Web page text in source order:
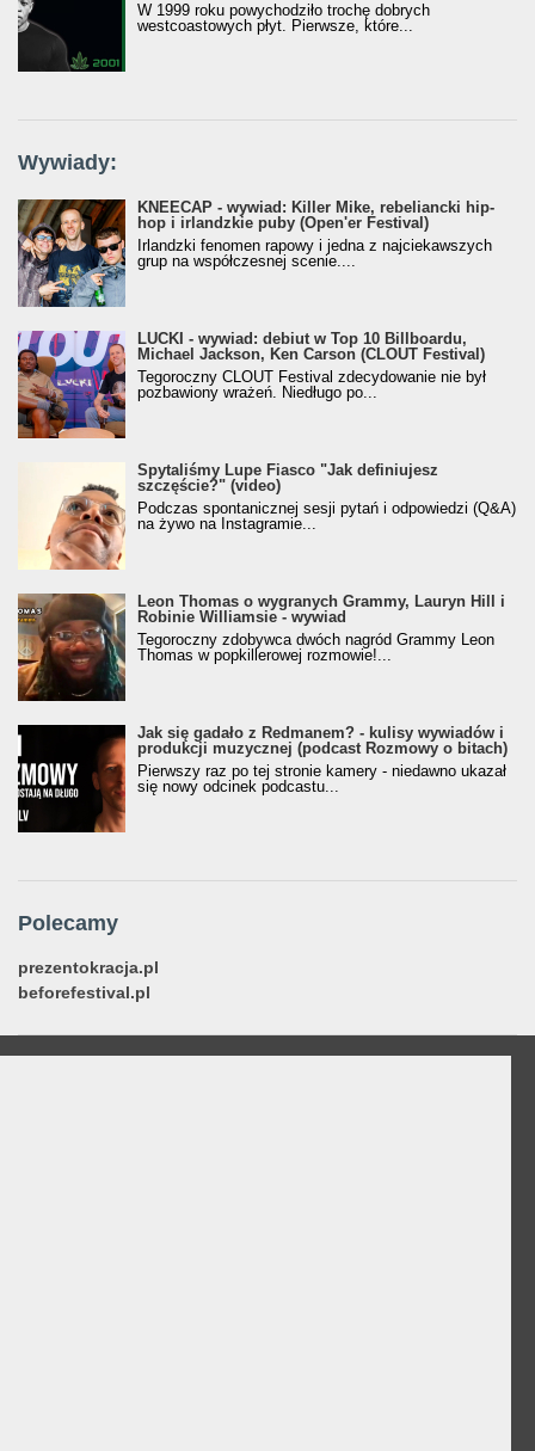
W 1999 roku powychodziło trochę dobrych
westcoastowych płyt. Pierwsze, które...
Wywiady:
KNEECAP - wywiad: Killer Mike, rebeliancki hip-
hop i irlandzkie puby (Open'er Festival)
Irlandzki fenomen rapowy i jedna z najciekawszych
grup na współczesnej scenie....
LUCKI - wywiad: debiut w Top 10 Billboardu,
Michael Jackson, Ken Carson (CLOUT Festival)
Tegoroczny CLOUT Festival zdecydowanie nie był
pozbawiony wrażeń. Niedługo po...
Spytaliśmy Lupe Fiasco "Jak definiujesz
szczęście?" (video)
Podczas spontanicznej sesji pytań i odpowiedzi (Q&A)
na żywo na Instagramie...
Leon Thomas o wygranych Grammy, Lauryn Hill i
Robinie Williamsie - wywiad
Tegoroczny zdobywca dwóch nagród Grammy Leon
Thomas w popkillerowej rozmowie!...
Jak się gadało z Redmanem? - kulisy wywiadów i
produkcji muzycznej (podcast Rozmowy o bitach)
Pierwszy raz po tej stronie kamery - niedawno ukazał
się nowy odcinek podcastu...
Polecamy
prezentokracja.pl
beforefestival.pl